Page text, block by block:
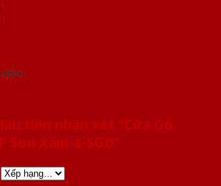
tiên nhận xét “Cửa Gỗ
Sơn Xám-a-SGD”